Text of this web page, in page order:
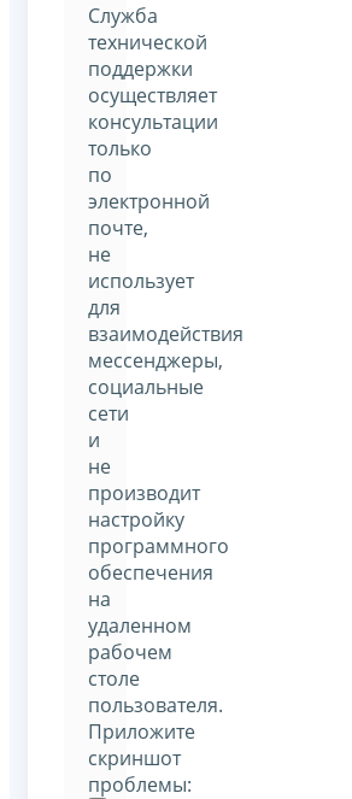
Служба
технической
поддержки
осуществляет
консультации
только
по
электронной
почте,
не
использует
для
взаимодействия
мессенджеры,
социальные
сети
и
не
производит
настройку
программного
обеспечения
на
удаленном
рабочем
столе
пользователя.
Приложите
скриншот
проблемы: